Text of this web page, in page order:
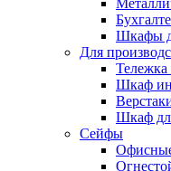
Шкафы
Для
Тележка
Шкаф
Шкаф
Сейфы